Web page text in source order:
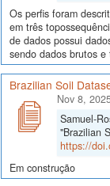
Os perfis foram
em três
de dados possui
sendo dados brutos
Brazilian Soil
Nov 8,
Samuel-
"Brazilian
https://
Em construção